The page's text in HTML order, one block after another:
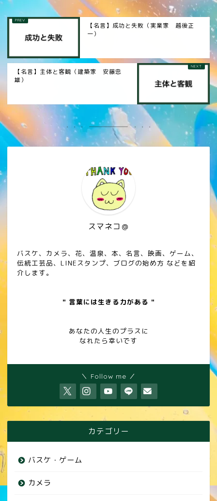
【名言】成功と失敗（実業家 越後正
一）
【名言】主体と客観（建築家 安藤忠
雄）
スマネコ＠
バスケ、カメラ、花、温泉、本、名言、映画、ゲーム、
伝統工芸品、LINEスタンプ、ブログの始め方 などを紹
介します。
" 言葉には生きる力がある "
あなたの人生のプラスに
なれたら幸いです
＼ Follow me ／
カテゴリー
バスケ・ゲーム
カメラ